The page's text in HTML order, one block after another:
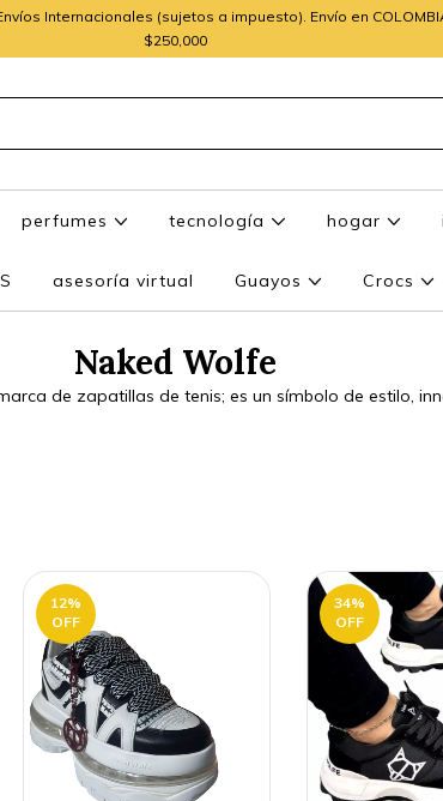
Internacionales (sujetos a impuesto). Envío en
$250,000
perfumes tecnología hogar
asesoría virtual Guayos Crocs
Naked Wolfe
de zapatillas de tenis; es un símbolo de estilo,
12%
OFF
34%
OFF